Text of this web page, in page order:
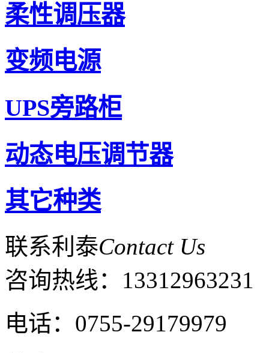
柔性调压器
变频电源
UPS旁路柜
动态电压调节器
其它种类
联系利泰Contact Us
咨询热线： 13312963231
电话：0755-29179979